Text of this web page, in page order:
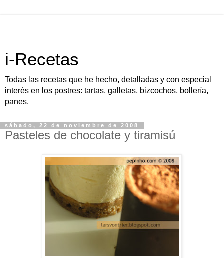
i-Recetas
Todas las recetas que he hecho, detalladas y con especial
interés en los postres: tartas, galletas, bizcochos, bollería,
panes.
sábado, 22 de noviembre de 2008
Pasteles de chocolate y tiramisú